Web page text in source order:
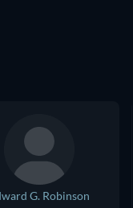
G. Robinson